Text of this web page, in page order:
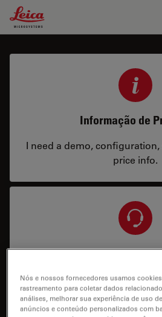
Leica Microsystems Logo
Informação de
I need a demo,
price info.
Serviço e
I need help keeping my
service, repairs, spare parts,
licenses.
Nós e nossos fornecedores usamos
rastreamento para coletar dados
análises, melhorar sua experiência de uso
anúncios e conteúdo personalizados com